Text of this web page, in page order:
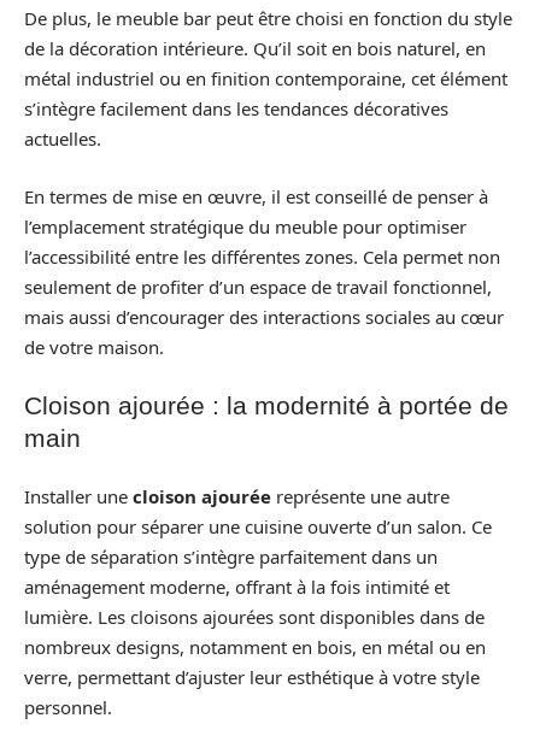
De plus, le meuble bar peut être choisi en fonction du style
de la décoration intérieure. Qu’il soit en bois naturel, en
métal industriel ou en finition contemporaine, cet élément
s’intègre facilement dans les tendances décoratives
actuelles.
En termes de mise en œuvre, il est conseillé de penser à
l’emplacement stratégique du meuble pour optimiser
l’accessibilité entre les différentes zones. Cela permet non
seulement de profiter d’un espace de travail fonctionnel,
mais aussi d’encourager des interactions sociales au cœur
de votre maison.
Cloison ajourée : la modernité à portée de
main
Installer une cloison ajourée représente une autre
solution pour séparer une cuisine ouverte d’un salon. Ce
type de séparation s’intègre parfaitement dans un
aménagement moderne, offrant à la fois intimité et
lumière. Les cloisons ajourées sont disponibles dans de
nombreux designs, notamment en bois, en métal ou en
verre, permettant d’ajuster leur esthétique à votre style
personnel.